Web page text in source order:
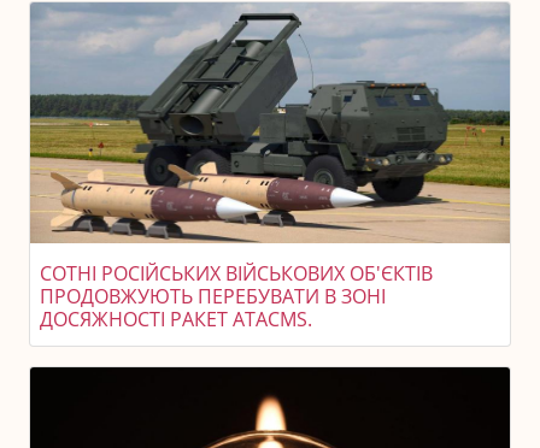
СОТНІ РОСІЙСЬКИХ ВІЙСЬКОВИХ ОБ'ЄКТІВ
ПРОДОВЖУЮТЬ ПЕРЕБУВАТИ В ЗОНІ
ДОСЯЖНОСТІ РАКЕТ ATACMS.